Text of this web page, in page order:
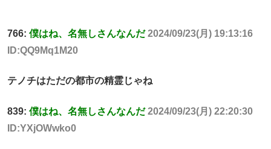
766: 僕はね、名無しさんなんだ 2024/09/23(月) 19:13:16
ID:QQ9Mq1M20
テノチはただの都市の精霊じゃね
839: 僕はね、名無しさんなんだ 2024/09/23(月) 22:20:30
ID:YXjOWwko0